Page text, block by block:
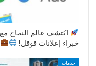
اكتشف عالم النجاح مع
خبراء إعلانات قوقل!
خدمات